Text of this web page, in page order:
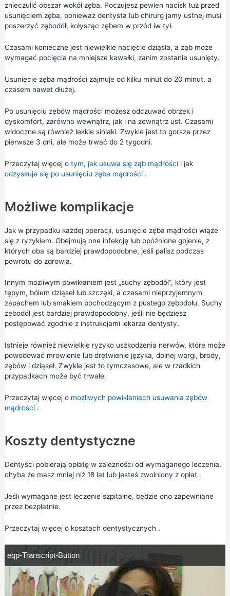
znieczulić obszar wokół zęba. Poczujesz pewien nacisk tuż przed
usunięciem zęba, ponieważ dentysta lub chirurg jamy ustnej musi
poszerzyć zębodół, kołysząc zębem w przód iw tył.
Czasami konieczne jest niewielkie nacięcie dziąsła, a ząb może
wymagać pocięcia na mniejsze kawałki, zanim zostanie usunięty.
Usunięcie zęba mądrości zajmuje od kilku minut do 20 minut, a
czasem nawet dłużej.
Po usunięciu zębów mądrości możesz odczuwać obrzęk i
dyskomfort, zarówno wewnątrz, jak i na zewnątrz ust. Czasami
widoczne są również lekkie siniaki. Zwykle jest to gorsze przez
pierwsze 3 dni, ale może trwać do 2 tygodni.
Przeczytaj więcej o tym, jak usuwa się ząb mądrościi jak
odzyskuje się po usunięciu zęba mądrości.
Możliwe komplikacje
Jak w przypadku każdej operacji, usunięcie zęba mądrości wiąże
się z ryzykiem. Obejmują one infekcję lub opóźnione gojenie, z
których oba są bardziej prawdopodobne, jeśli palisz podczas
powrotu do zdrowia.
Innym możliwym powikłaniem jest „suchy zębodół”, który jest
tępym, bólem dziąseł lub szczęki, a czasami nieprzyjemnym
zapachem lub smakiem pochodzącym z pustego zębodołu. Suchy
zębodół jest bardziej prawdopodobny, jeśli nie będziesz
postępować zgodnie z instrukcjami lekarza dentysty.
Istnieje również niewielkie ryzyko uszkodzenia nerwów, które może
powodować mrowienie lub drętwienie języka, dolnej wargi, brody,
zębów i dziąseł. Zwykle jest to tymczasowe, ale w rzadkich
przypadkach może być trwałe.
Przeczytaj więcej o możliwych powikłaniach usuwania zębów
mądrości.
Koszty dentystyczne
Dentyści pobierają opłatę w zależności od wymaganego leczenia,
chyba że masz mniej niż 18 lat lub jesteś zwolniony z opłat .
Jeśli wymagane jest leczenie szpitalne, będzie ono zapewniane
przez bezpłatnie.
Przeczytaj więcej o kosztach dentystycznych .
eeqp-Transcript-Button